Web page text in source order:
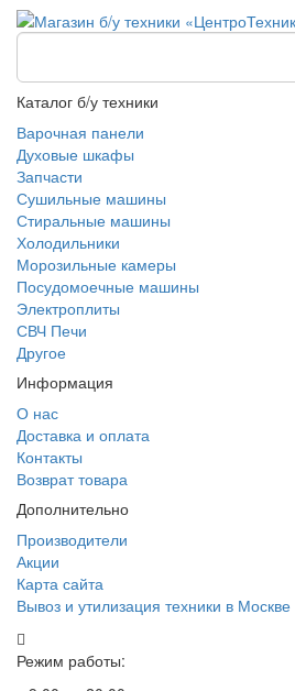
Каталог б/у техники
Варочная панели
Духовые шкафы
Запчасти
Сушильные машины
Стиральные машины
Холодильники
Морозильные камеры
Посудомоечные машины
Электроплиты
СВЧ Печи
Другое
Информация
О нас
Доставка и оплата
Контакты
Возврат товара
Дополнительно
Производители
Акции
Карта сайта
Вывоз и утилизация техники в Москве
Режим работы: